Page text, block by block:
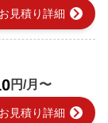
お見積り詳細 chevron_right
円/月〜
お見積り詳細 chevron_right